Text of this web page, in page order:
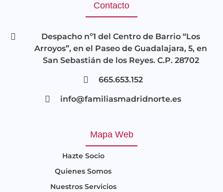
Contacto
Despacho nº1 del Centro de Barrio “Los
Arroyos”, en el Paseo de Guadalajara, 5, en
San Sebastián de los Reyes. C.P. 28702
665.653.152
info@familiasmadridnorte.es
Mapa Web
Hazte Socio
Quienes Somos
Nuestros Servicios